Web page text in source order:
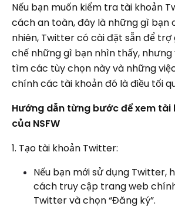
Nếu bạn muốn kiểm tra tài khoản
cách an toàn, đây là những gì bạn
nhiên, Twitter có cài đặt sẵn để trợ
chế những gì bạn nhìn thấy, nhưng
tìm các tùy chọn này và những
chính các tài khoản đó là điều tối
Hướng dẫn từng bước để xem tài
của NSFW
1. Tạo tài khoản Twitter:
Nếu bạn mới sử dụng Twitter,
cách truy cập trang web
Twitter và chọn “Đăng ký”.